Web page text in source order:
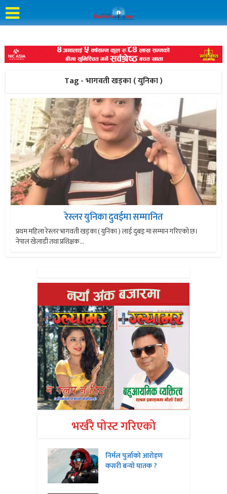
Tag - भागवती खड्का ( युनिका )
रेस्लर युनिका दुवईमा सम्मानित
प्रथम महिला रेस्लर भागवती खड्का ( युनिका ) लाई दुबइ मा सम्मान गरिएको छ।
नेपाल खेलाडी तथा प्रशिक्षक...
भर्खरै पोस्ट गरिएको
निर्मल पुर्जाको आरोहण
कसरी बन्यो घातक ?